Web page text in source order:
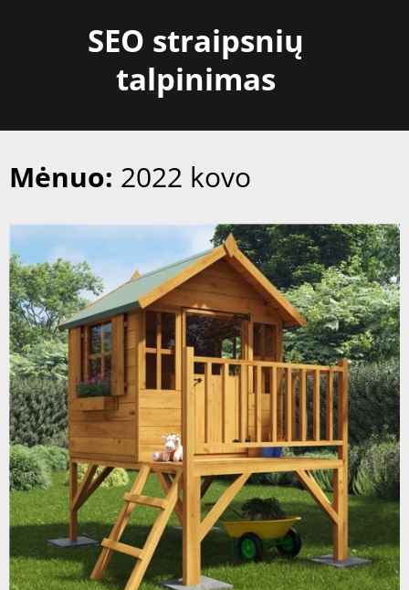
SEO straipsnių
talpinimas
Mėnuo: 2022 kovo